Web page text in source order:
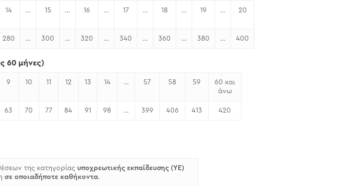
14 … 15 … 16 … 17 … 18 … 19 … 20
280 … 300 … 320 … 340 … 360 … 380 … 400
60 μήνες)
9 10 11 12 13 14 … 57 58 59
60 και
άνω
63 70 77 84 91 98 … 399 406 413 420
της κατηγορίας υποχρεωτικής εκπαίδευσης (ΥΕ)
σε οποιαδήποτε καθήκοντα.